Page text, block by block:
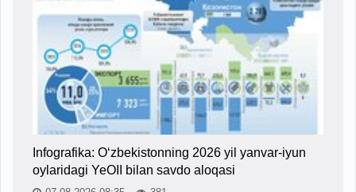
Infografika: O‘zbekistonning 2026 yil yanvar-iyun
oylaridagi YeOII bilan savdo aloqasi